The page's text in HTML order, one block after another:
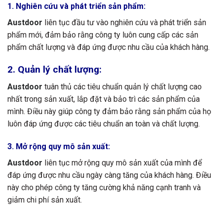
1. Nghiên cứu và phát triển sản phẩm:
Austdoor liên tục đầu tư vào nghiên cứu và phát triển sản
phẩm mới, đảm bảo rằng công ty luôn cung cấp các sản
phẩm chất lượng và đáp ứng được nhu cầu của khách hàng.
2. Quản lý chất lượng:
Austdoor tuân thủ các tiêu chuẩn quản lý chất lượng cao
nhất trong sản xuất, lắp đặt và bảo trì các sản phẩm của
mình. Điều này giúp công ty đảm bảo rằng sản phẩm của họ
luôn đáp ứng được các tiêu chuẩn an toàn và chất lượng.
3. Mở rộng quy mô sản xuất:
Austdoor liên tục mở rộng quy mô sản xuất của mình để
đáp ứng được nhu cầu ngày càng tăng của khách hàng. Điều
này cho phép công ty tăng cường khả năng cạnh tranh và
giảm chi phí sản xuất.